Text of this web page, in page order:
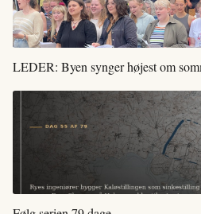
LEDER: Byen synger højest om